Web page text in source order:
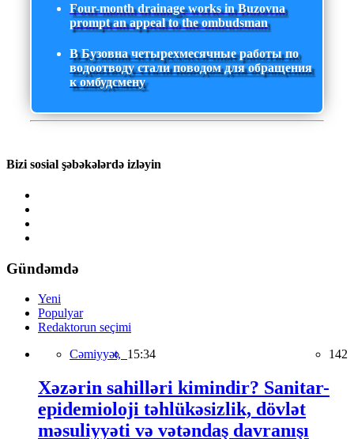
Four-month drainage works in Buzovna
prompt an appeal to the ombudsman
В Бузовна четырехмесячные работы по
водоотводу стали поводом для обращения
к омбудсмену
Bizi sosial şəbəkələrdə izləyin
Gündəmdə
Yeni
Populyar
Redaktorun seçimi
Cəmiyyət, 15:34 142
Xəzərin sahilləri kimindir? Sanitar-
epidemioloji təhlükəsizlik, dövlət
məsuliyyəti və vətəndaş davranışı